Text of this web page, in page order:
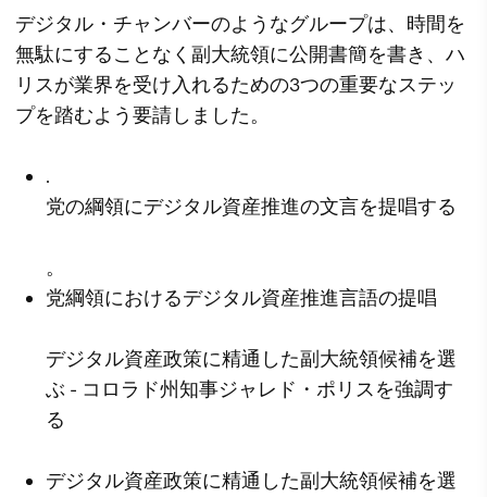
デジタル・チャンバーのようなグループは、時間を
無駄にすることなく副大統領に公開書簡を書き、ハ
リスが業界を受け入れるための3つの重要なステッ
プを踏むよう要請しました。
.
党の綱領にデジタル資産推進の文言を提唱する
。
党綱領におけるデジタル資産推進言語の提唱
デジタル資産政策に精通した副大統領候補を選
ぶ - コロラド州知事ジャレド・ポリスを強調す
る
デジタル資産政策に精通した副大統領候補を選